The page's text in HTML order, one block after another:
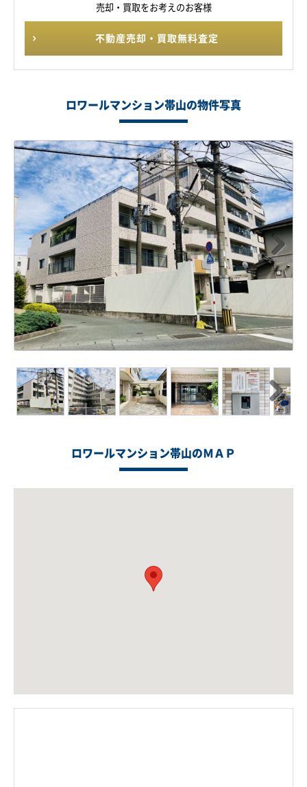
売却・買取をお考えのお客様
不動産売却・買取無料査定
ロワールマンション帯山の物件写真
Next
Next
ロワールマンション帯山のＭＡＰ